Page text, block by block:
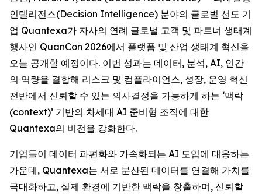
인텔리전스(Decision Intelligence) 분야의 글로벌 선도 기
업 Quantexa가 자사의 연례 글로벌 고객 및 파트너 생태계
행사인 QuanCon 2026에서 플랫폼 및 산업 생태계 혁신을
오늘 공개할 예정이다. 이번 성과는 데이터, 분석, AI, 인간
의 역량을 결합해 리스크 및 컴플라이언스, 성장, 운영 혁신
전반에서 신뢰할 수 있는 의사결정을 가능하게 하는 ‘맥락
(context)’ 기반의 차세대 AI 준비형 조직에 대한
Quantexa의 비전을 강화한다.
기업들이 데이터 파편화와 가속화되는 AI 도입에 대응하는
가운데, Quantexa는 서로 분산된 데이터를 연결해 가치를
극대화하고, 실제 환경에 기반한 맥락을 창출하며, 신뢰할